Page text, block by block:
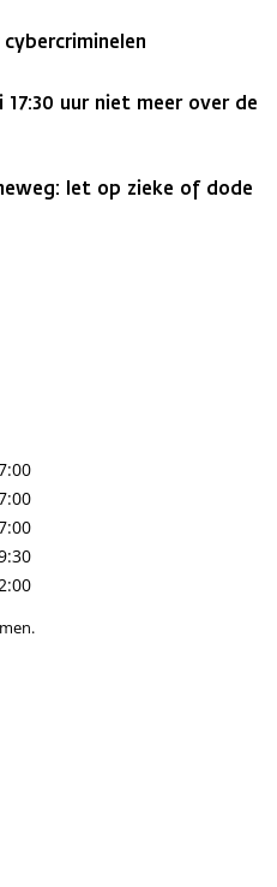
uur niet meer over de
let op zieke of dode